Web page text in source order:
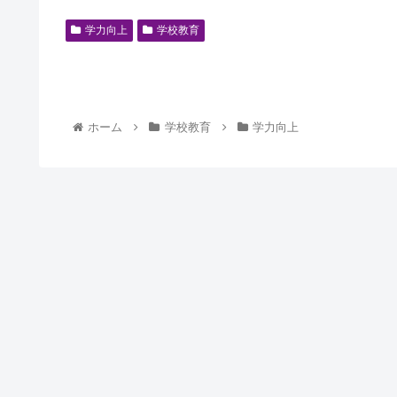
学力向上 学校教育
ホーム 学校教育 学力向上